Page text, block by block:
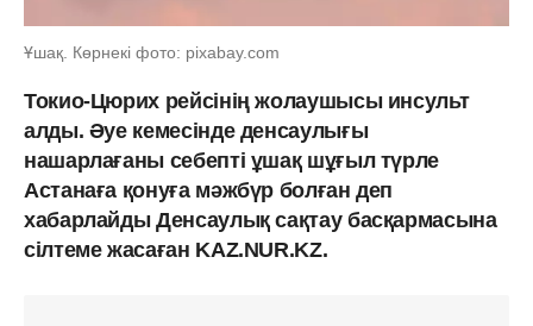
Ұшақ. Көрнекі фото: pixabay.com
Токио-Цюрих рейсінің жолаушысы инсульт
алды. Әуе кемесінде денсаулығы
нашарлағаны себепті ұшақ шұғыл түрле
Астанаға қонуға мәжбүр болған деп
хабарлайды Денсаулық сақтау басқармасына
сілтеме жасаған KAZ.NUR.KZ.